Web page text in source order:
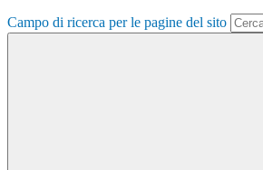
Campo di ricerca per le pagine del sito